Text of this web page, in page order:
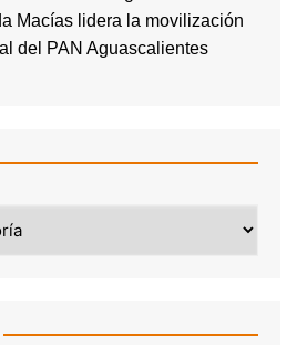
Macías lidera la movilización
del PAN Aguascalientes